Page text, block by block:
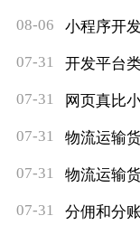
08-06 小程序开
07-31 开发平台
07-31 网页真比
07-31 物流运输
07-31 物流运输
07-31 分佣和分